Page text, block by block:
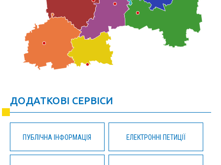
ДОДАТКОВІ СЕРВІСИ
ПУБЛІЧНА ІНФОРМАЦІЯ ЕЛЕКТРОННІ ПЕТИЦІЇ